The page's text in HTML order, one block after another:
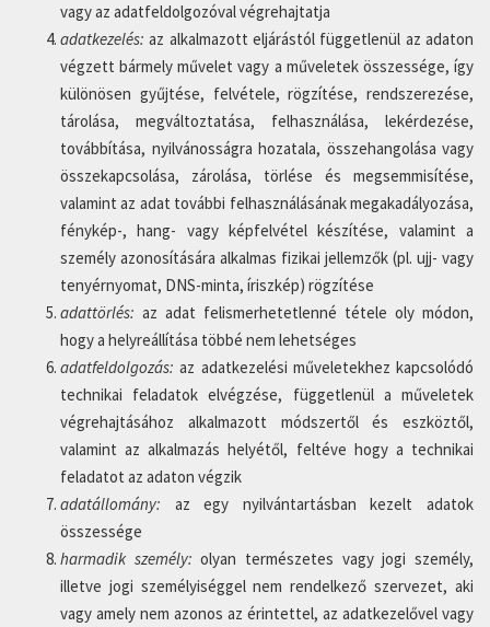
vagy az adatfeldolgozóval végrehajtatja
adatkezelés:az alkalmazott eljárástól függetlenül az adaton
végzett bármely művelet vagy a műveletek összessége, így
különösen gyűjtése, felvétele, rögzítése, rendszerezése,
tárolása, megváltoztatása, felhasználása, lekérdezése,
továbbítása, nyilvánosságra hozatala, összehangolása vagy
összekapcsolása, zárolása, törlése és megsemmisítése,
valamint az adat további felhasználásának megakadályozása,
fénykép-, hang- vagy képfelvétel készítése, valamint a
személy azonosítására alkalmas fizikai jellemzők (pl. ujj- vagy
tenyérnyomat, DNS-minta, íriszkép) rögzítése
adattörlés: az adat felismerhetetlenné tétele oly módon,
hogy a helyreállítása többé nem lehetséges
adatfeldolgozás:az adatkezelési műveletekhez kapcsolódó
technikai feladatok elvégzése, függetlenül a műveletek
végrehajtásához alkalmazott módszertől és eszköztől,
valamint az alkalmazás helyétől, feltéve hogy a technikai
feladatot az adaton végzik
adatállomány: az egy nyilvántartásban kezelt adatok
összessége
harmadik személy:olyan természetes vagy jogi személy,
illetve jogi személyiséggel nem rendelkező szervezet, aki
vagy amely nem azonos az érintettel, az adatkezelővel vagy